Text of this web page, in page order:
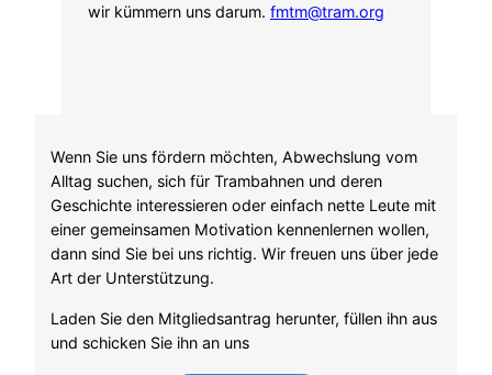
wir kümmern uns darum. fmtm@tram.org
Wenn Sie uns fördern möchten, Abwechslung vom
Alltag suchen, sich für Trambahnen und deren
Geschichte interessieren oder einfach nette Leute mit
einer gemeinsamen Motivation kennenlernen wollen,
dann sind Sie bei uns richtig. Wir freuen uns über jede
Art der Unterstützung.
Laden Sie den Mitgliedsantrag herunter, füllen ihn aus
und schicken Sie ihn an uns